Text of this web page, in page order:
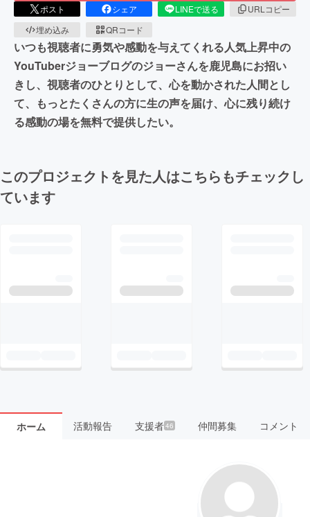
ポスト シェア LINEで送る
URLコピー
埋め込み
QRコード
いつも視聴者に勇気や感動を与えてくれる人気上昇中の
YouTuberジョーブログのジョーさんを鹿児島にお招い
きし、視聴者のひとりとして、心を動かされた人間とし
て、もっとたくさんの方に生の声を届け、心に残り続け
る感動の場を無料で提供したい。
このプロジェクトを見た人はこちらもチェックし
ています
ホーム 活動報告 支援者46 仲間募集 コメント